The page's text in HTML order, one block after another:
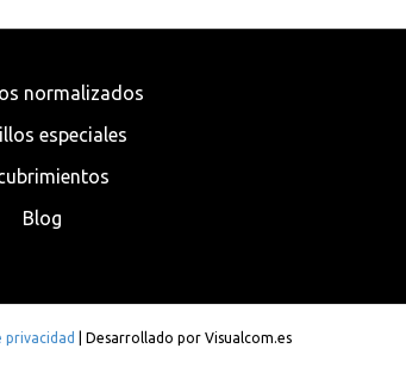
normalizados
especiales
Blog
privacidad | Desarrollado por Visualcom.es